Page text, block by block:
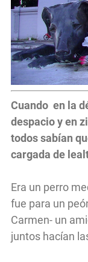
Cuando en la
despacio y en
todos sabían
cargada de
Era un perro
fue para un
Carmen- un
juntos hacían